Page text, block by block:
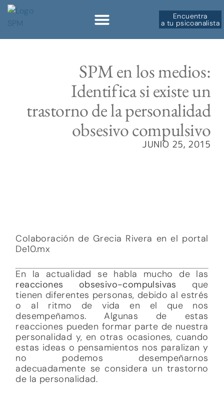
Encuentra
a tu psicoanalista
SPM en los medios:
Identifica si existe un
trastorno de la personalidad
obsesivo compulsivo
JUNIO 25, 2015
Colaboración de Grecia Rivera en el portal
De10.mx
En la actualidad se habla mucho de las
reacciones obsesivo-compulsivas que
tienen diferentes personas, debido al estrés
o al ritmo de vida en el que nos
desempeñamos. Algunas de estas
reacciones pueden formar parte de nuestra
personalidad y, en otras ocasiones, cuando
estas ideas o pensamientos nos paralizan y
no podemos desempeñarnos
adecuadamente se considera un trastorno
de la personalidad.